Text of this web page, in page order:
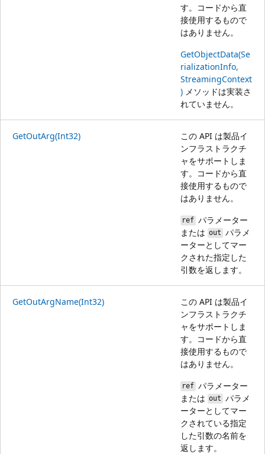
す。コードから直
接使用するもので
はありません。
GetObjectData(Se
rializationInfo,
StreamingContext
) メソッドは実装さ
れていません。
GetOutArg(Int32)
この API は製品イ
ンフラストラクチ
ャをサポートしま
す。コードから直
接使用するもので
はありません。
refパラメーター
または out パラメ
ーターとしてマー
クされた指定した
引数を返します。
GetOutArgName(Int32)
この API は製品イ
ンフラストラクチ
ャをサポートしま
す。コードから直
接使用するもので
はありません。
refパラメーター
または out パラメ
ーターとしてマー
クされている指定
した引数の名前を
返します。